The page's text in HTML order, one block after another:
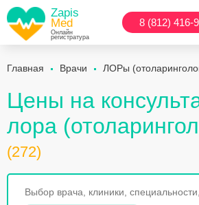
Zapis
Med
Онлайн
регистратура
8 (812) 416-
Главная Врачи ЛОРы
Цены на
лора
(272)